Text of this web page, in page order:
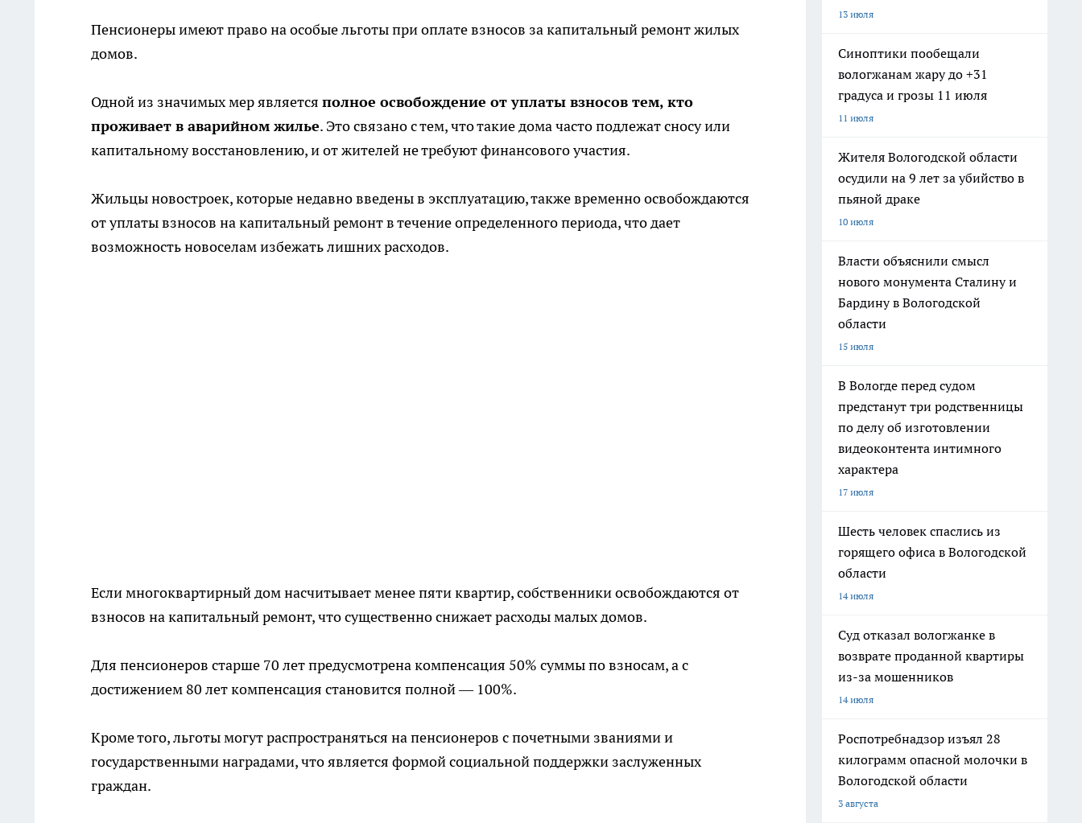
Пенсионеры имеют право на особые льготы при оплате взносов за капитальный ремонт жилых
домов.
Одной из значимых мер является полное освобождение от уплаты взносов тем, кто
проживает в аварийном жилье. Это связано с тем, что такие дома часто подлежат сносу или
капитальному восстановлению, и от жителей не требуют финансового участия.
Жильцы новостроек, которые недавно введены в эксплуатацию, также временно освобождаются
от уплаты взносов на капитальный ремонт в течение определенного периода, что дает
возможность новоселам избежать лишних расходов.
Если многоквартирный дом насчитывает менее пяти квартир, собственники освобождаются от
взносов на капитальный ремонт, что существенно снижает расходы малых домов.
Для пенсионеров старше 70 лет предусмотрена компенсация 50% суммы по взносам, а с
достижением 80 лет компенсация становится полной — 100%.
Кроме того, льготы могут распространяться на пенсионеров с почетными званиями и
государственными наградами, что является формой социальной поддержки заслуженных
граждан.
13 июля
Синоптики пообещали
вологжанам жару до +31
градуса и грозы 11 июля
11 июля
Жителя Вологодской области
осудили на 9 лет за убийство в
пьяной драке
10 июля
Власти объяснили смысл
нового монумента Сталину и
Бардину в Вологодской
области
15 июля
В Вологде перед судом
предстанут три родственницы
по делу об изготовлении
видеоконтента интимного
характера
17 июля
Шесть человек спаслись из
горящего офиса в Вологодской
области
14 июля
Суд отказал вологжанке в
возврате проданной квартиры
из-за мошенников
14 июля
Роспотребнадзор изъял 28
килограмм опасной молочки в
Вологодской области
3 августа